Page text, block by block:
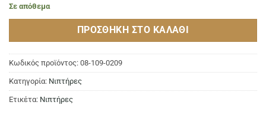
Σε απόθεμα
ΠΡΟΣΘΉΚΗ ΣΤΟ ΚΑΛΆΘΙ
Κωδικός προϊόντος: 08-109-0209
Κατηγορία: Νιπτήρες
Ετικέτα: Νιπτήρες